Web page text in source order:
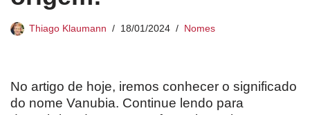
Thiago Klaumann 18/01/2024 Nomes
No artigo de hoje, iremos conhecer o significado
do nome Vanubia. Continue lendo para